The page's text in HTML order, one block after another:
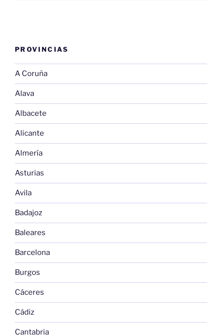
PROVINCIAS
A Coruña
Alava
Albacete
Alicante
Almería
Asturias
Avila
Badajoz
Baleares
Barcelona
Burgos
Cáceres
Cádiz
Cantabria